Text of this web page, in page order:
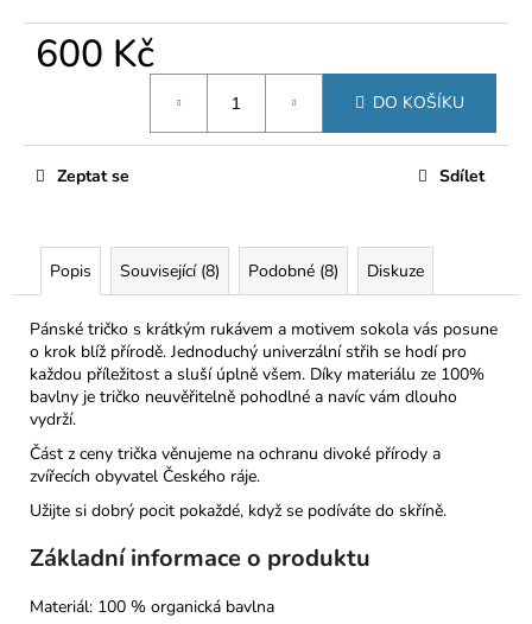
600 Kč
DO KOŠÍKU
Zeptat se Sdílet
Popis Související (8) Podobné (8) Diskuze
Pánské tričko s krátkým rukávem a motivem sokola vás posune
o krok blíž přírodě. Jednoduchý univerzální střih se hodí pro
každou příležitost a sluší úplně všem. Díky materiálu ze 100%
bavlny je tričko neuvěřitelně pohodlné a navíc vám dlouho
vydrží.
Část z ceny trička věnujeme na ochranu divoké přírody a
zvířecích obyvatel Českého ráje.
Užijte si dobrý pocit pokaždé, když se podíváte do skříně.
Základní informace o produktu
Materiál: 100 % organická bavlna
m